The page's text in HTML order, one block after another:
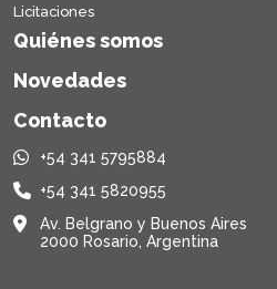
Licitaciones
Quiénes somos
Novedades
Contacto
+54 341 5795884
+54 341 5820955
Av. Belgrano y Buenos Aires
2000 Rosario, Argentina